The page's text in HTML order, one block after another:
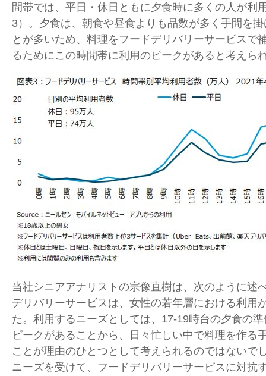
間帯では、平日・休日ともに夕食時に多くの人が利
3）。夕食は、朝食や昼食よりも品数が多く手間を
とが多いため、料理をフードデリバリーサービスで
るためにこの時間帯に利用のピークがあると考えら
当社シニアアナリストの宗像直樹は、次のように述
デリバリーサービスは、女性の若年層における利用
た。利用するニーズとしては、 17-19時台の夕食の
ピークがあることから、日々忙しい中で料理を作る
ことが理由のひとつとして考えられるのではないで
ニーズを受けて、フードデリバリーサービスに対抗